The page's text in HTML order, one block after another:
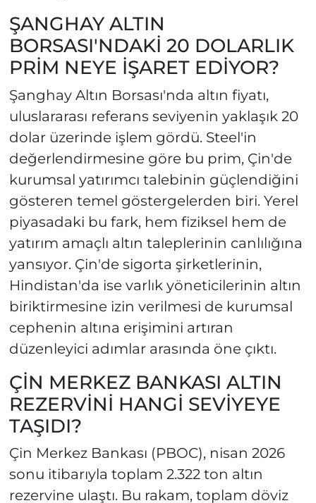
ŞANGHAY ALTIN
BORSASI'NDAKİ 20 DOLARLIK
PRİM NEYE İŞARET EDİYOR?
Şanghay Altın Borsası'nda altın fiyatı,
uluslararası referans seviyenin yaklaşık 20
dolar üzerinde işlem gördü. Steel'in
değerlendirmesine göre bu prim, Çin'de
kurumsal yatırımcı talebinin güçlendiğini
gösteren temel göstergelerden biri. Yerel
piyasadaki bu fark, hem fiziksel hem de
yatırım amaçlı altın taleplerinin canlılığına
yansıyor. Çin'de sigorta şirketlerinin,
Hindistan'da ise varlık yöneticilerinin altın
biriktirmesine izin verilmesi de kurumsal
cephenin altına erişimini artıran
düzenleyici adımlar arasında öne çıktı.
ÇİN MERKEZ BANKASI ALTIN
REZERVİNİ HANGİ SEVİYEYE
TAŞIDI?
Çin Merkez Bankası (PBOC), nisan 2026
sonu itibarıyla toplam 2.322 ton altın
rezervine ulaştı. Bu rakam, toplam döviz